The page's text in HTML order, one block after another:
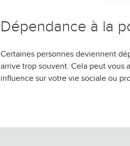
Dépendance à la
Certaines personnes deviennent
arrive trop souvent. Cela peut vous
influence sur votre vie sociale ou